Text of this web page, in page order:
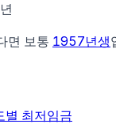
면 보통 1957년생
별 최저임금